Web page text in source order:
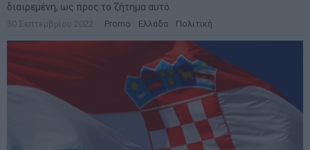
διαιρεμένη, ως προς το ζήτημα αυτό.
30 Σεπτεμβρίου 2022 Promo Ελλάδα Πολιτική